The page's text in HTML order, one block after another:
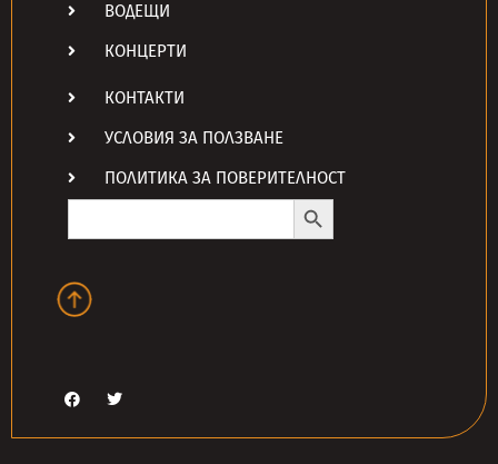
ВОДЕЩИ
КОНЦЕРТИ
КОНТАКТИ
УСЛОВИЯ ЗА ПОЛЗВАНЕ
ПОЛИТИКА ЗА ПОВЕРИТЕЛНОСТ
Search
Search Button